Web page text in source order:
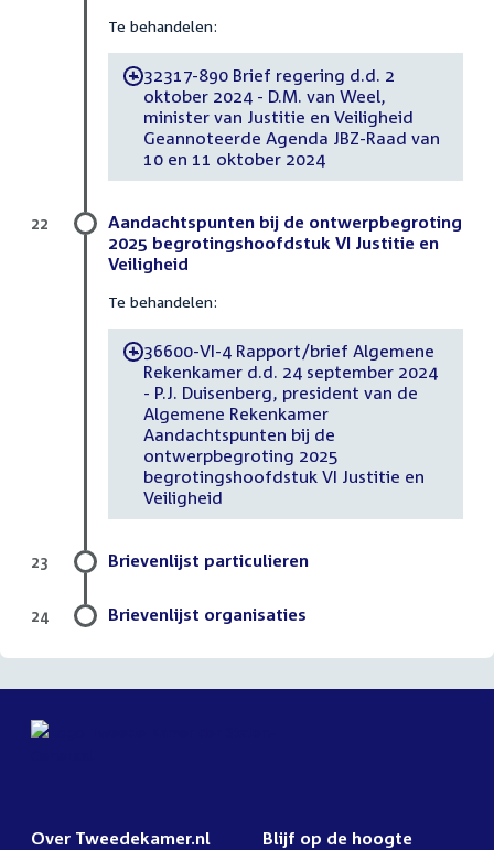
Te behandelen:
-32317-890 Brief regering d.d. 2
oktober 2024 - D.M. van Weel,
minister van Justitie en Veiligheid
Geannoteerde Agenda JBZ-Raad van
10 en 11 oktober 2024
Aandachtspunten bij de ontwerpbegroting
2025 begrotingshoofdstuk VI Justitie en
Veiligheid
Te behandelen:
-36600-VI-4 Rapport/brief Algemene
Rekenkamer d.d. 24 september 2024
- P.J. Duisenberg, president van de
Algemene Rekenkamer
Aandachtspunten bij de
ontwerpbegroting 2025
begrotingshoofdstuk VI Justitie en
Veiligheid
22
Brievenlijst particulieren
23
Brievenlijst organisaties
24
Over Tweedekamer.nl Blijf op de hoogte